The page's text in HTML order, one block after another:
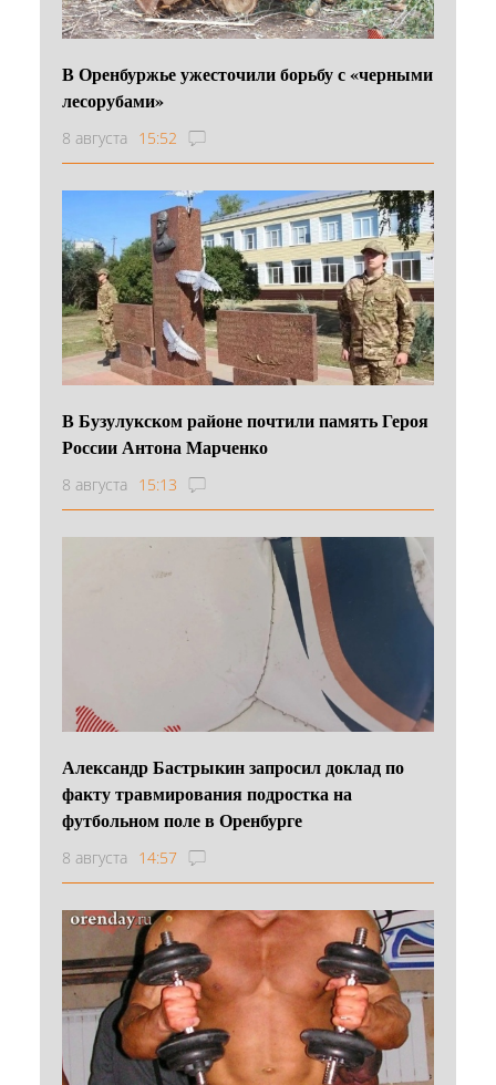
В Оренбуржье ужесточили борьбу с «черными
лесорубами»
8 августа 15:52
В Бузулукском районе почтили память Героя
России Антона Марченко
8 августа 15:13
Александр Бастрыкин запросил доклад по
факту травмирования подростка на
футбольном поле в Оренбурге
8 августа 14:57